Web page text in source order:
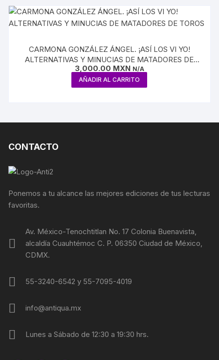
CARMONA GONZÁLEZ ÁNGEL. ¡ASÍ LOS VI YO!
ALTERNATIVAS Y MINUCIAS DE MATADORES DE
TOROS
3,000.00 MXN N/A
AÑADIR AL CARRITO
CONTACTO
Ponemos a tu alcance las mejores ediciones de tus lecturas
favoritas.
Av. México-Tenochtitlan No. 17 Colonia Buenavista,
alcaldía Cuauhtémoc C. P. 06350 Ciudad de México,
CDMX.
55-3240-6542 y 55-7095-4019
info@antiqua.mx
Lunes a Sábado de 12:30 a 19:30 hrs.